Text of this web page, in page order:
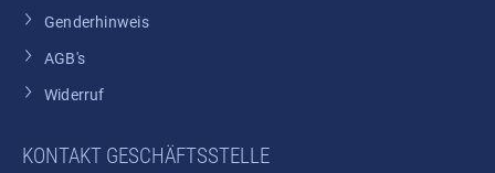
Genderhinweis
AGB's
Widerruf
KONTAKT GESCHÄFTSSTELLE